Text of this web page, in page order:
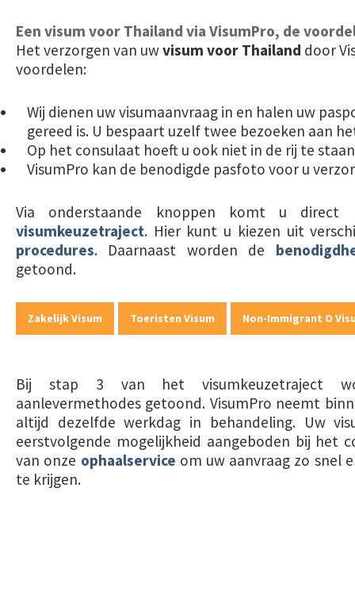
Een visum voor Thailand via VisumPro, de
Het verzorgen van uwvisum voor Thailand door
voordelen:
Wij dienen uw visumaanvraag in en halen uw
gereed is. U bespaart uzelf twee bezoeken aan
Op het consulaat hoeft u ook niet in de rij te
VisumPro kan de benodigde pasfoto voor u
Via onderstaande knoppen komt u
visumkeuzetraject. Hier kunt u kiezen uit
procedures. Daarnaast worden de
getoond.
Zakelijk Visum Toeristen Visum Non-Immigrant O
Bij stap 3 van het visumkeuzetraject
aanlevermethodes getoond. VisumPro neemt
altijd dezelfde werkdag in behandeling. Uw
eerstvolgende mogelijkheid aangeboden bij het
van onze ophaalservice om uw aanvraag zo snel
te krijgen.